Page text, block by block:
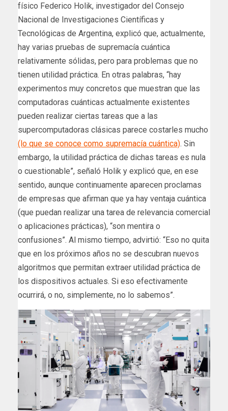
físico Federico Holik, investigador del Consejo
Nacional de Investigaciones Científicas y
Tecnológicas de Argentina, explicó que, actualmente,
hay varias pruebas de supremacía cuántica
relativamente sólidas, pero para problemas que no
tienen utilidad práctica. En otras palabras, “hay
experimentos muy concretos que muestran que las
computadoras cuánticas actualmente existentes
pueden realizar ciertas tareas que a las
supercomputadoras clásicas parece costarles mucho
(lo que se conoce como supremacía cuántica). Sin
embargo, la utilidad práctica de dichas tareas es nula
o cuestionable”, señaló Holik y explicó que, en ese
sentido, aunque continuamente aparecen proclamas
de empresas que afirman que ya hay ventaja cuántica
(que puedan realizar una tarea de relevancia comercial
o aplicaciones prácticas), “son mentira o
confusiones”. Al mismo tiempo, advirtió: “Eso no quita
que en los próximos años no se descubran nuevos
algoritmos que permitan extraer utilidad práctica de
los dispositivos actuales. Si eso efectivamente
ocurrirá, o no, simplemente, no lo sabemos”.